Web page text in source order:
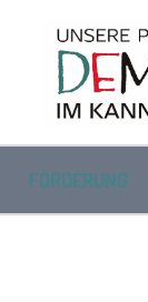
FÖRDERUNG